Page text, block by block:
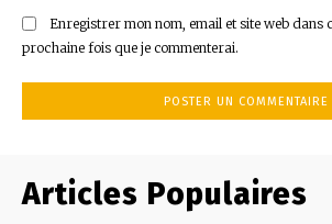
Enregistrer mon nom, email et site web dans
prochaine fois que je commenterai.
Articles Populaires